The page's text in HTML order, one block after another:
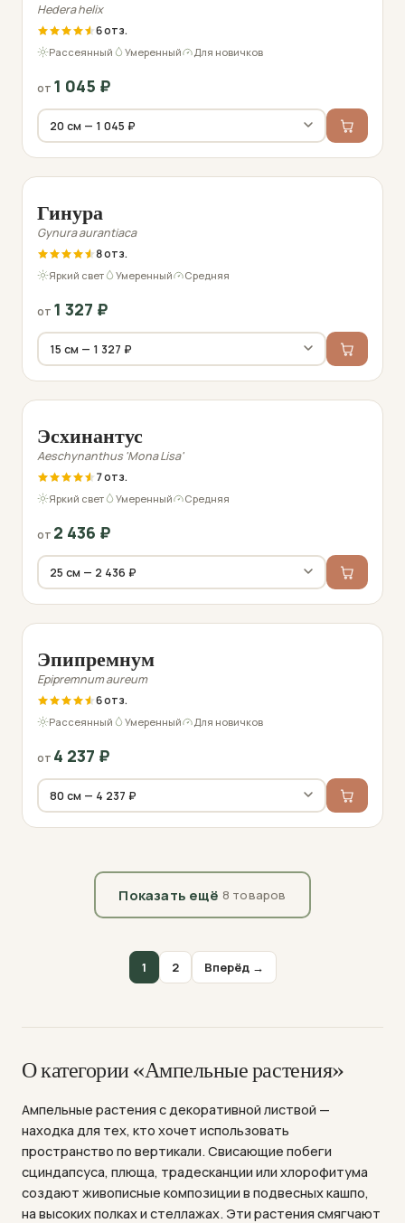
Hedera helix
6
Рассеянный Умеренный Для новичков
от 1 045 ₽
Гинура
Gynura aurantiaca
8
Яркий свет Умеренный Средняя
от 1 327 ₽
Эсхинантус
Aeschynanthus 'Mona Lisa'
7
Яркий свет Умеренный Средняя
от 2 436 ₽
Эпипремнум
Epipremnum aureum
6
Рассеянный Умеренный Для новичков
от 4 237 ₽
Показать ещё 8 товаров
1 2 Вперёд →
О категории «Ампельные растения»
Ампельные растения с декоративной листвой —
находка для тех, кто хочет использовать
пространство по вертикали. Свисающие побеги
сциндапсуса, плюща, традесканции или хлорофитума
создают живописные композиции в подвесных кашпо,
на высоких полках и стеллажах. Эти растения смягчают